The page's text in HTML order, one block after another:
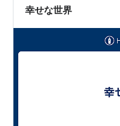
じている。特別な才能が
幸せな世界